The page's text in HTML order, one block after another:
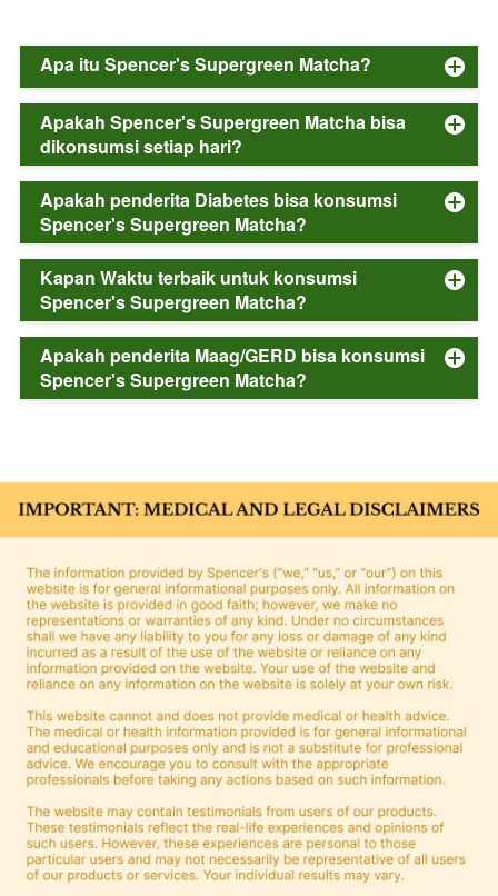
Apa itu Spencer's Supergreen Matcha?
Apakah Spencer's Supergreen Matcha bisa
dikonsumsi setiap hari?
Apakah penderita Diabetes bisa konsumsi
Spencer's Supergreen Matcha?
Kapan Waktu terbaik untuk konsumsi
Spencer's Supergreen Matcha?
Apakah penderita Maag/GERD bisa konsumsi
Spencer's Supergreen Matcha?